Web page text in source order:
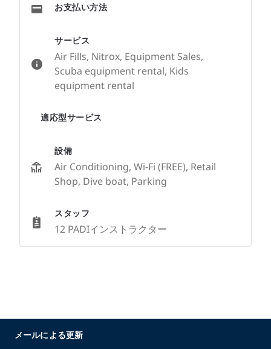
サービス
Air Fills, Nitrox, Equipment Sales,
Scuba equipment rental, Kids
equipment rental
適応型サービス
設備
Air Conditioning, Wi-Fi (FREE), Retail
Shop, Dive boat, Parking
スタッフ
12 PADIインストラクター
お支払い方法
メールによる更新